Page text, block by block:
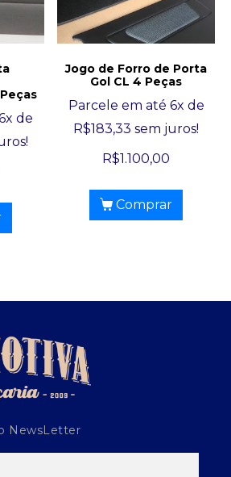
de
Jogo de Forro de Porta
Gol CL 4 Peças
Parcele em até 6x de
R$183,33 sem juros!
R$1.100,00
Comprar
NewsLetter